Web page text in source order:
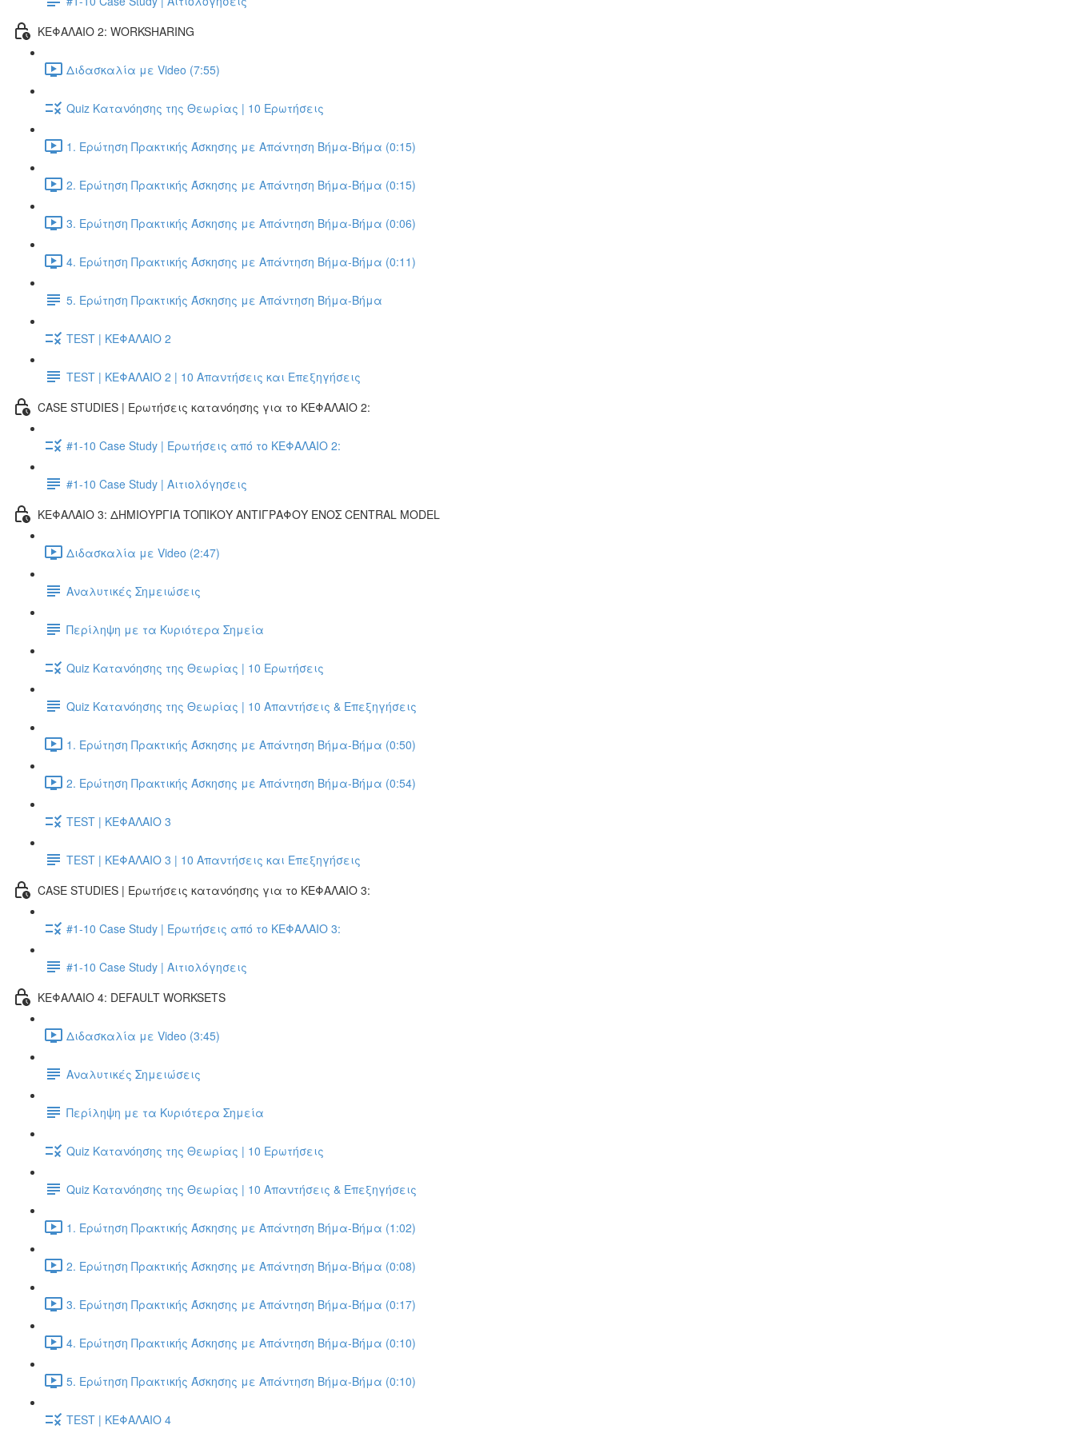
ΚΕΦΑΛΑΙΟ 2: WORKSHARING
Διδασκαλία με Video (7:55)
Quiz Κατανόησης της Θεωρίας | 10 Ερωτήσεις
1. Ερώτηση Πρακτικής Άσκησης με Απάντηση Βήμα-Βήμα (0:15)
2. Ερώτηση Πρακτικής Άσκησης με Απάντηση Βήμα-Βήμα (0:15)
3. Ερώτηση Πρακτικής Άσκησης με Απάντηση Βήμα-Βήμα (0:06)
4. Ερώτηση Πρακτικής Άσκησης με Απάντηση Βήμα-Βήμα (0:11)
5. Ερώτηση Πρακτικής Άσκησης με Απάντηση Βήμα-Βήμα
TEST | ΚΕΦΑΛΑΙΟ 2
TEST | ΚΕΦΑΛΑΙΟ 2 | 10 Απαντήσεις και Επεξηγήσεις
CASE STUDIES | Ερωτήσεις κατανόησης για το ΚΕΦΑΛΑΙΟ 2:
#1-10 Case Study | Ερωτήσεις από το ΚΕΦΑΛΑΙΟ 2:
#1-10 Case Study | Αιτιολόγησεις
ΚΕΦΑΛΑΙΟ 3: ΔΗΜΙΟΥΡΓΙΑ ΤΟΠΙΚΟΥ ΑΝΤΙΓΡΑΦΟΥ ΕΝΟΣ CENTRAL MODEL
Διδασκαλία με Video (2:47)
Αναλυτικές Σημειώσεις
Περίληψη με τα Κυριότερα Σημεία
Quiz Κατανόησης της Θεωρίας | 10 Ερωτήσεις
Quiz Κατανόησης της Θεωρίας | 10 Απαντήσεις & Επεξηγήσεις
1. Ερώτηση Πρακτικής Άσκησης με Απάντηση Βήμα-Βήμα (0:50)
2. Ερώτηση Πρακτικής Άσκησης με Απάντηση Βήμα-Βήμα (0:54)
TEST | ΚΕΦΑΛΑΙΟ 3
TEST | ΚΕΦΑΛΑΙΟ 3 | 10 Απαντήσεις και Επεξηγήσεις
CASE STUDIES | Ερωτήσεις κατανόησης για το ΚΕΦΑΛΑΙΟ 3:
#1-10 Case Study | Ερωτήσεις από το ΚΕΦΑΛΑΙΟ 3:
#1-10 Case Study | Αιτιολόγησεις
ΚΕΦΑΛΑΙΟ 4: DEFAULT WORKSETS
Διδασκαλία με Video (3:45)
Αναλυτικές Σημειώσεις
Περίληψη με τα Κυριότερα Σημεία
Quiz Κατανόησης της Θεωρίας | 10 Ερωτήσεις
Quiz Κατανόησης της Θεωρίας | 10 Απαντήσεις & Επεξηγήσεις
1. Ερώτηση Πρακτικής Άσκησης με Απάντηση Βήμα-Βήμα (1:02)
2. Ερώτηση Πρακτικής Άσκησης με Απάντηση Βήμα-Βήμα (0:08)
3. Ερώτηση Πρακτικής Άσκησης με Απάντηση Βήμα-Βήμα (0:17)
4. Ερώτηση Πρακτικής Άσκησης με Απάντηση Βήμα-Βήμα (0:10)
5. Ερώτηση Πρακτικής Άσκησης με Απάντηση Βήμα-Βήμα (0:10)
TEST | ΚΕΦΑΛΑΙΟ 4